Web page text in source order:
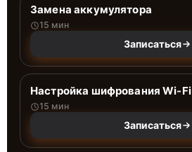
Замена аккумулятора
15 мин
Записаться
Настройка шифрования Wi-Fi
15 мин
Записаться